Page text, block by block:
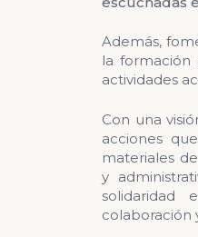
Además,
la formación
actividades
Con una
acciones
materiales
y
solidaridad
colaboración